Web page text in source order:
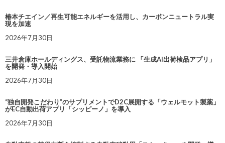
椿本チエイン／再生可能エネルギーを活用し、カーボンニュートラル実
現を加速
2026年7月30日
三井倉庫ホールディングス、受託物流業務に 「生成AI出荷検品アプリ」
を開発・導入開始
2026年7月30日
“独自開発こだわり”のサプリメントでD2C展開する「ウェルモット製薬」
がEC自動出荷アプリ「シッピーノ」を導入
2026年7月30日